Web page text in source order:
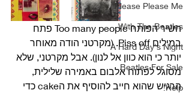
Please Please Me
With The Beatles
A Hard Day's Night
Beatles For Sale
Help!
השיר הפותח Too many people פתח
במילים Piss off. (מקרטני הודה מאוחר
יותר כי הוא כוון אל לנון). אבל מקרטני, שלא
מסוגל לפתוח אלבום באמירה שלילית,
הרגיש שהוא חייב להוסיף את הcake כדי